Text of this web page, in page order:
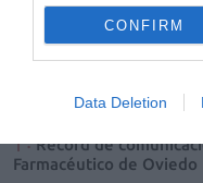
CONFIRM
Data Deletion
del trabajo.
Récord de
Farmacéutico de Oviedo